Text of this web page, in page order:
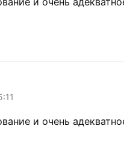
и очень